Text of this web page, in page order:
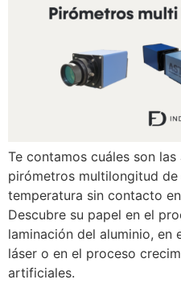
Te contamos cuáles son
pirómetros multilongitud
temperatura sin contacto
Descubre su papel en el
laminación del aluminio, en
láser o en el proceso
artificiales.